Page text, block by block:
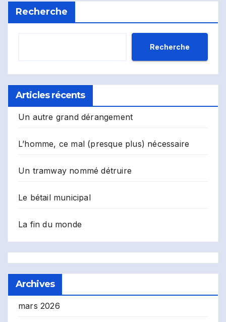
Recherche
Recherche
Articles récents
Un autre grand dérangement
L’homme, ce mal (presque plus) nécessaire
Un tramway nommé détruire
Le bétail municipal
La fin du monde
Archives
mars 2026